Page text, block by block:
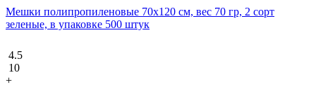
Мешки полипропиленовые 70х120 см, вес 70 гр, 2 сорт
зеленые, в упаковке 500 штук
4.5
10
+